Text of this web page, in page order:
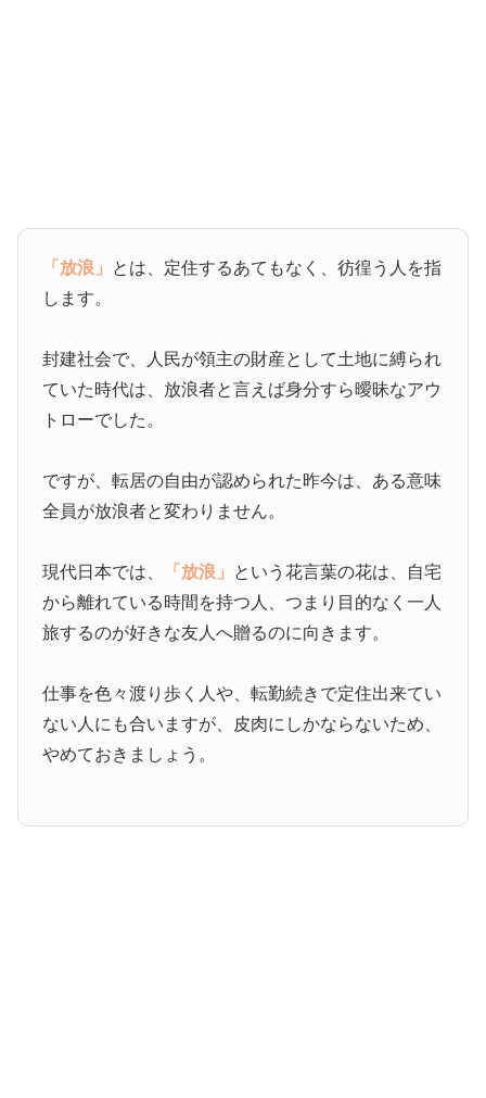
「放浪」 とは、定住するあてもなく、彷徨う人を指
します。
封建社会で、人民が領主の財産として土地に縛られ
ていた時代は、放浪者と言えば身分すら曖昧なアウ
トローでした。
ですが、転居の自由が認められた昨今は、ある意味
全員が放浪者と変わりません。
現代日本では、 「放浪」 という花言葉の花は、自宅
から離れている時間を持つ人、つまり目的なく一人
旅するのが好きな友人へ贈るのに向きます。
仕事を色々渡り歩く人や、転勤続きで定住出来てい
ない人にも合いますが、皮肉にしかならないため、
やめておきましょう。